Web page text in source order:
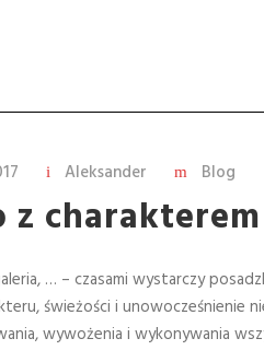
Aleksander Blog
… – czasami wystarczy
świeżości i unowocześnienie
wywożenia i wykonywania